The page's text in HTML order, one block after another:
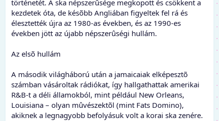
történetét. A ska népszerûsége megkopott és csökkent a
kezdetek óta, de késõbb Angliában figyeltek fel rá és
élesztették újra az 1980-as években, és az 1990-es
években jött az újabb népszerûségi hullám.
Az elsõ hullám
A második világháború után a jamaicaiak elképesztõ
számban vásároltak rádiókat, így hallgathattak amerikai
R&B-t a déli államokból, mint például New Orleans,
Louisiana – olyan mûvészektõl (mint Fats Domino),
akiknek a legnagyobb befolyásuk volt a korai ska zenére.